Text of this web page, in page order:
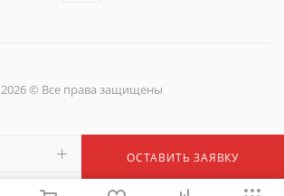
ОСТАВИТЬ ЗАЯВКУ
2026 © Все права защищены